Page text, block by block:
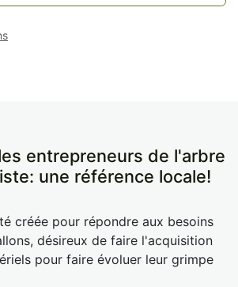
entrepreneurs de l'arbre
une référence locale!
créée pour répondre aux besoins
désireux de faire l'acquisition
pour faire évoluer leur grimpe